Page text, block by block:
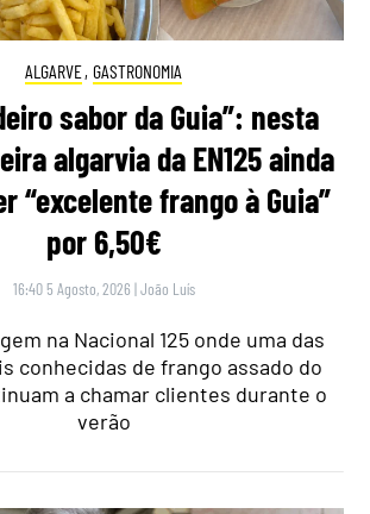
ALGARVE, GASTRONOMIA
sabor da Guia”: nesta
algarvia da EN125 ainda
“excelente frango à Guia”
por 6,50€
16:40 5 Agosto, 2026 |João Luís
na Nacional 125 onde uma das
conhecidas de frango assado do
a chamar clientes durante o
verão